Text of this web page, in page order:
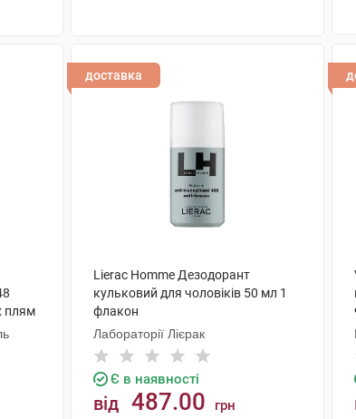
плям
доставка
Lierac Homme Дезодорант
кульковий для чоловіків 50 мл 1
флакон
Лабораторії Лієрак
Є в наявності
від 487.00 грн